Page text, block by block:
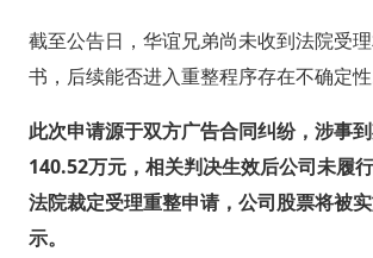
截至公告日，华谊兄弟尚未收到法院受
书，后续能否进入重整程序存在不确定性
此次申请源于双方广告合同纠纷，涉事
140.52万元，相关判决生效后公司未履
法院裁定受理重整申请，公司股票将被
示。